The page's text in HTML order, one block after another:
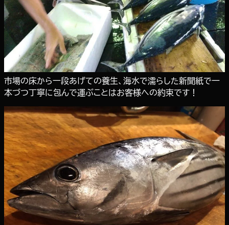
市場の床から一段あげての養生、海水で濡らした新聞紙で一
本づつ丁寧に包んで運ぶことはお客様への約束です！